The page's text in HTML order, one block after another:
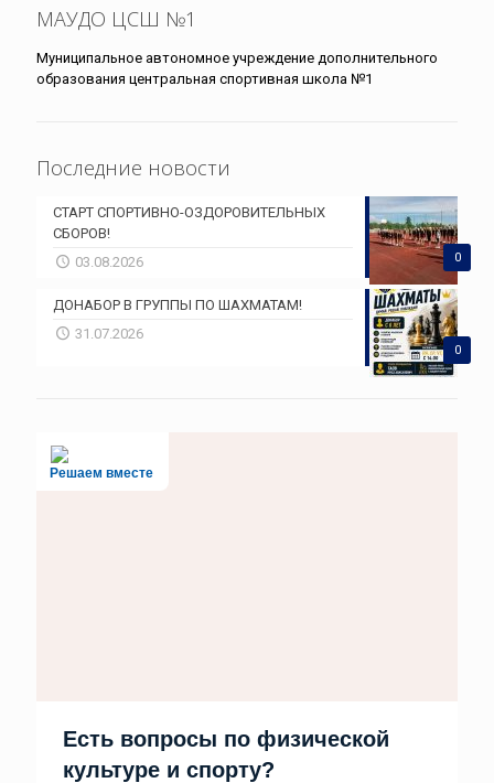
МАУДО ЦСШ №1
Муниципальное автономное учреждение дополнительного
образования центральная спортивная школа №1
Последние новости
0
СТАРТ СПОРТИВНО-ОЗДОРОВИТЕЛЬНЫХ
СБОРОВ!
03.08.2026
0
ДОНАБОР В ГРУППЫ ПО ШАХМАТАМ!
31.07.2026
Решаем вместе
Есть вопросы по физической
культуре и спорту?